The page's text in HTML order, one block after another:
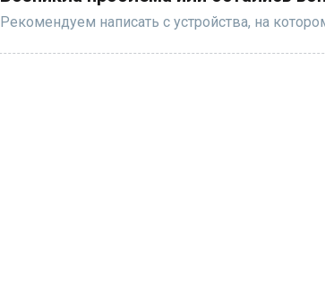
Рекомендуем написать с устройства, на